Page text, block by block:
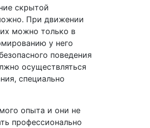
скрытой
При движении
можно только в
у него
поведения
осуществляться
специально
опыта и они не
профессионально